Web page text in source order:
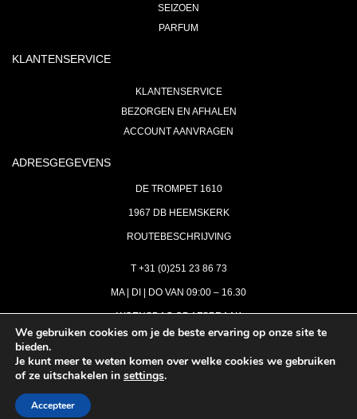
SEIZOEN
PARFUM
KLANTENSERVICE
KLANTENSERVICE
BEZORGEN EN AFHALEN
ACCOUNT AANVRAGEN
ADRESGEGEVENS
DE TROMPET 1610
1967 DB HEEMSKERK
ROUTEBESCHRIJVING
T +31 (0)251 23 86 73
MA | DI | DO VAN 09:00 – 16.30
WOENSDAG OP AFSPRAAK
INFO@ASTH.NL
We gebruiken cookies om je de beste ervaring op onze site te
bieden.
Je kunt meer te weten komen over welke cookies we gebruiken
of ze uitschakelen in settings.
Accepteer